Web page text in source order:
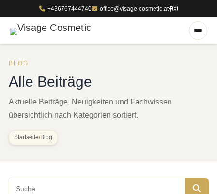
+436767444740 office@visage-cosmetic.at
BLOG
Alle Beiträge
Aktuelle Beiträge, Neuigkeiten und Fachwissen
übersichtlich nach Kategorien sortiert.
Startseite/Blog